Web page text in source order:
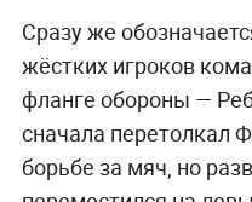
Сразу же
жёстких игроков
фланге обороны —
сначала перетолкал
борьбе за мяч, но